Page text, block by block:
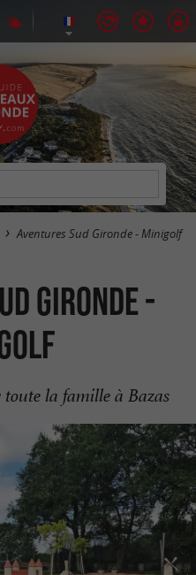
Aventures Sud Gironde - Minigolf
Gironde -
la famille à Bazas